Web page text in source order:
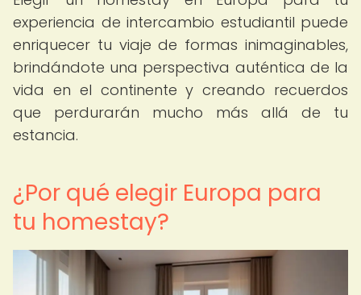
experiencia de intercambio estudiantil puede
enriquecer tu viaje de formas inimaginables,
brindándote una perspectiva auténtica de la
vida en el continente y creando recuerdos
que perdurarán mucho más allá de tu
estancia.
¿Por qué elegir Europa para
tu homestay?